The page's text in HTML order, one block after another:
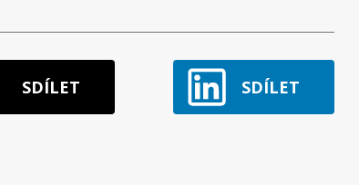
SDÍLET SDÍLET